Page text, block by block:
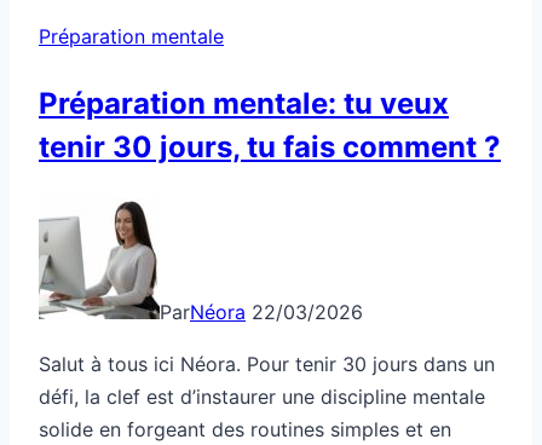
discipline,
la
crées
?
Préparation mentale
Préparation mentale: tu veux
tenir 30 jours, tu fais comment ?
ParNéora 22/03/2026
Salut à tous ici Néora. Pour tenir 30 jours dans un
défi, la clef est d’instaurer une discipline mentale
solide en forgeant des routines simples et en